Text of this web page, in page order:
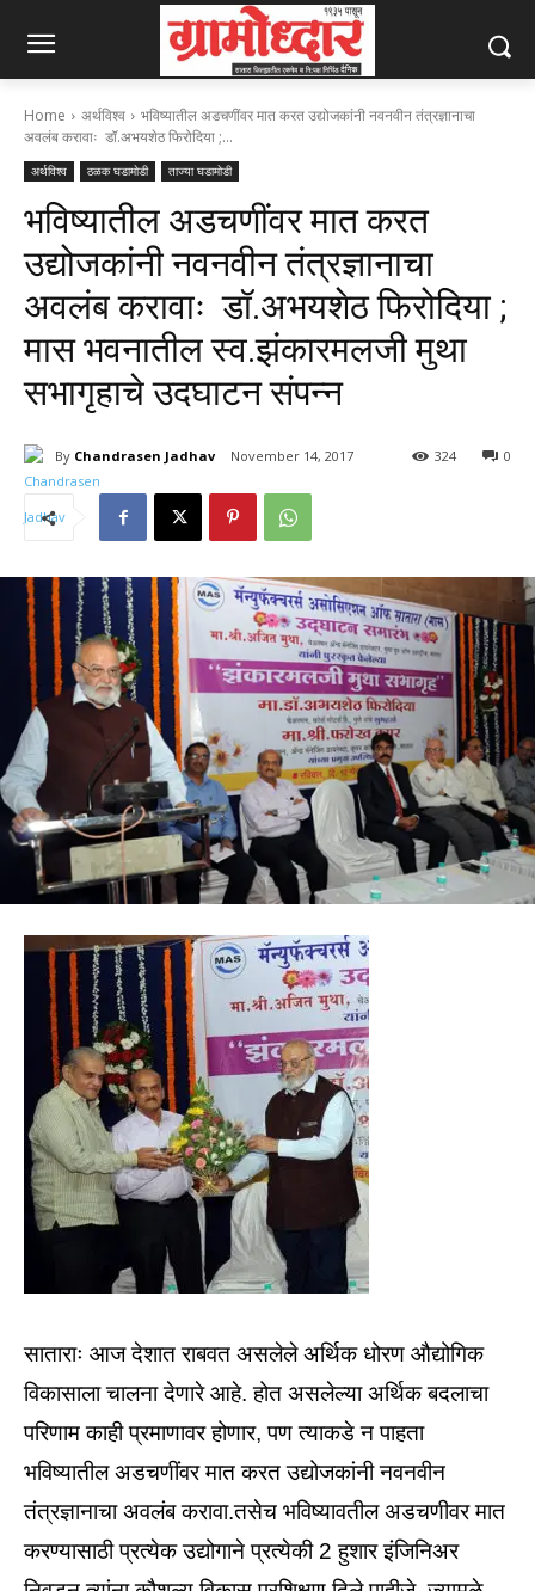
Home अर्थविश्व
भविष्यातील अडचणींवर मात करत उद्योजकांनी नवनवीन तंत्रज्ञानाचा
अवलंब करावाः डॉ.अभयशेठ फिरोदिया ;...
अर्थविश्व ठळक घडामोडी ताज्या घडामोडी
भविष्यातील अडचणींवर मात करत
उद्योजकांनी नवनवीन तंत्रज्ञानाचा
अवलंब करावाः डॉ.अभयशेठ फिरोदिया ;
मास भवनातील स्व.झंकारमलजी मुथा
सभागृहाचे उदघाटन संपन्न
By Chandrasen Jadhav November 14, 2017 0
324
साताराः आज देशात राबवत असलेले अर्थिक धोरण औद्योगिक
विकासाला चालना देणारे आहे. होत असलेल्या अर्थिक बदलाचा
परिणाम काही प्रमाणावर होणार, पण त्याकडे न पाहता
भविष्यातील अडचणींवर मात करत उद्योजकांनी नवनवीन
तंत्रज्ञानाचा अवलंब करावा.तसेच भविष्यावतील अडचणीवर मात
करण्यासाठी प्रत्येक उद्योगाने प्रत्येकी 2 हुशार इंजिनिअर